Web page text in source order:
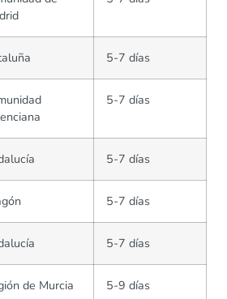
5-7 días
5-7 días
5-7 días
5-7 días
5-7 días
de Murcia 5-9 días